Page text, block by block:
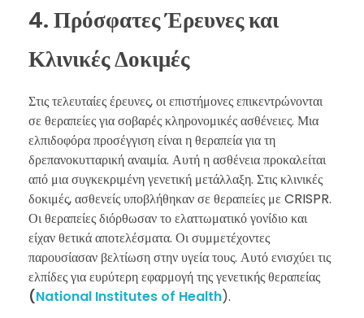
4. Πρόσφατες Έρευνες και
Κλινικές Δοκιμές
Στις τελευταίες έρευνες, οι επιστήμονες επικεντρώνονται
σε θεραπείες για σοβαρές κληρονομικές ασθένειες. Μια
ελπιδοφόρα προσέγγιση είναι η θεραπεία για τη
δρεπανοκυτταρική αναιμία. Αυτή η ασθένεια προκαλείται
από μια συγκεκριμένη γενετική μετάλλαξη. Στις κλινικές
δοκιμές, ασθενείς υποβλήθηκαν σε θεραπείες με CRISPR.
Οι θεραπείες διόρθωσαν το ελαττωματικό γονίδιο και
είχαν θετικά αποτελέσματα. Οι συμμετέχοντες
παρουσίασαν βελτίωση στην υγεία τους. Αυτό ενισχύει τις
ελπίδες για ευρύτερη εφαρμογή της γενετικής θεραπείας
(National Institutes of Health).